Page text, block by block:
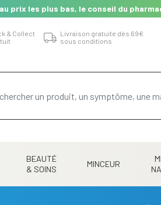
prix les plus bas, le conseil du
& Collect
Livraison gratuite dès 69€
sous conditions
BEAUTÉ
& SOINS
MINCEUR